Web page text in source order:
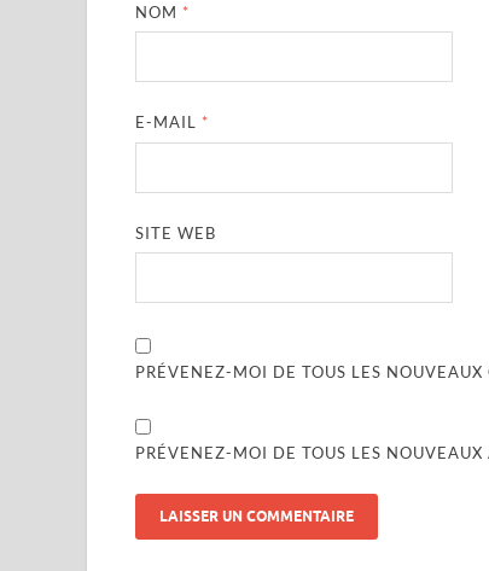
NOM *
E-MAIL *
SITE WEB
PRÉVENEZ-MOI DE TOUS LES
PRÉVENEZ-MOI DE TOUS LES